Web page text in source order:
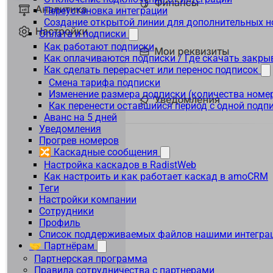
Переустановка интеграции
Создание открытой линии для дополнительных
Оплата и подписки
Как работают подписки
Как оплачиваются подписки / Где скачать
Как сделать перерасчет или перенос подписок
Смена тарифа подписки
Изменение размера подписки (количества
Как перенести оставшийся период с одной
Аванс на 5 дней
Уведомления
Прогрев номеров
🔀 Каскадные сообщения
Настройка каскадов в RadistWeb
Как настроить и как работает каскад в amoCRM
Теги
Настройки компании
Сотрудники
Профиль
Список поддерживаемых файлов нашими
🤝 Партнёрам
Партнерская программа
Правила сотрудничества с партнерами